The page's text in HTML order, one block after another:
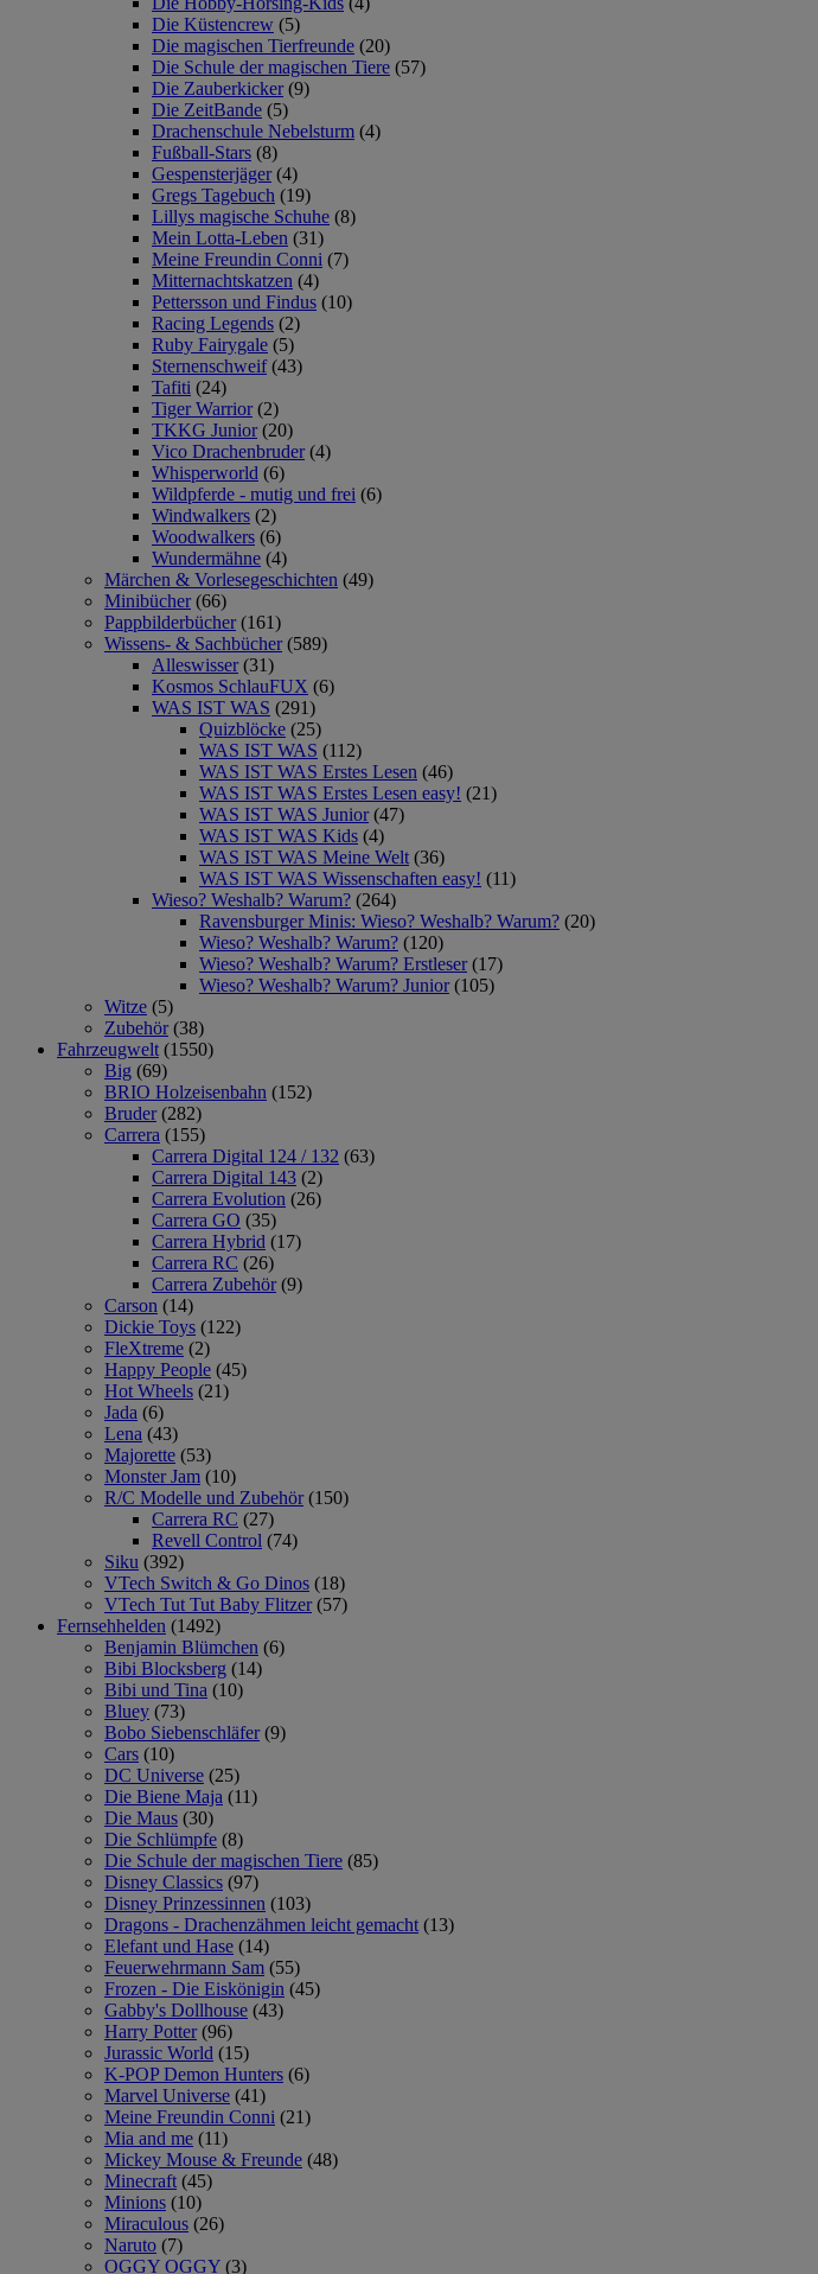
Die Küstencrew (5)
Die magischen Tierfreunde (20)
Die Schule der magischen Tiere (57)
Die Zauberkicker (9)
Die ZeitBande (5)
Drachenschule Nebelsturm (4)
Fußball-Stars (8)
Gespensterjäger (4)
Gregs Tagebuch (19)
Lillys magische Schuhe (8)
Mein Lotta-Leben (31)
Meine Freundin Conni (7)
Mitternachtskatzen (4)
Pettersson und Findus (10)
Racing Legends (2)
Ruby Fairygale (5)
Sternenschweif (43)
Tafiti (24)
Tiger Warrior (2)
TKKG Junior (20)
Vico Drachenbruder (4)
Whisperworld (6)
Wildpferde - mutig und frei (6)
Windwalkers (2)
Woodwalkers (6)
Wundermähne (4)
Märchen & Vorlesegeschichten (49)
Minibücher (66)
Pappbilderbücher (161)
Wissens- & Sachbücher (589)
Alleswisser (31)
Kosmos SchlauFUX (6)
WAS IST WAS (291)
Quizblöcke (25)
WAS IST WAS (112)
WAS IST WAS Erstes Lesen (46)
WAS IST WAS Erstes Lesen easy! (21)
WAS IST WAS Junior (47)
WAS IST WAS Kids (4)
WAS IST WAS Meine Welt (36)
WAS IST WAS Wissenschaften easy! (11)
Wieso? Weshalb? Warum? (264)
Ravensburger Minis: Wieso? Weshalb? Warum? (20)
Wieso? Weshalb? Warum? (120)
Wieso? Weshalb? Warum? Erstleser (17)
Wieso? Weshalb? Warum? Junior (105)
Witze (5)
Zubehör (38)
Fahrzeugwelt (1550)
Big (69)
BRIO Holzeisenbahn (152)
Bruder (282)
Carrera (155)
Carrera Digital 124 / 132 (63)
Carrera Digital 143 (2)
Carrera Evolution (26)
Carrera GO (35)
Carrera Hybrid (17)
Carrera RC (26)
Carrera Zubehör (9)
Carson (14)
Dickie Toys (122)
FleXtreme (2)
Happy People (45)
Hot Wheels (21)
Jada (6)
Lena (43)
Majorette (53)
Monster Jam (10)
R/C Modelle und Zubehör (150)
Carrera RC (27)
Revell Control (74)
Siku (392)
VTech Switch & Go Dinos (18)
VTech Tut Tut Baby Flitzer (57)
Fernsehhelden (1492)
Benjamin Blümchen (6)
Bibi Blocksberg (14)
Bibi und Tina (10)
Bluey (73)
Bobo Siebenschläfer (9)
Cars (10)
DC Universe (25)
Die Biene Maja (11)
Die Maus (30)
Die Schlümpfe (8)
Die Schule der magischen Tiere (85)
Disney Classics (97)
Disney Prinzessinnen (103)
Dragons - Drachenzähmen leicht gemacht (13)
Elefant und Hase (14)
Feuerwehrmann Sam (55)
Frozen - Die Eiskönigin (45)
Gabby's Dollhouse (43)
Harry Potter (96)
Jurassic World (15)
K-POP Demon Hunters (6)
Marvel Universe (41)
Meine Freundin Conni (21)
Mia and me (11)
Mickey Mouse & Freunde (48)
Minecraft (45)
Minions (10)
Miraculous (26)
Naruto (7)
OGGY OGGY (3)